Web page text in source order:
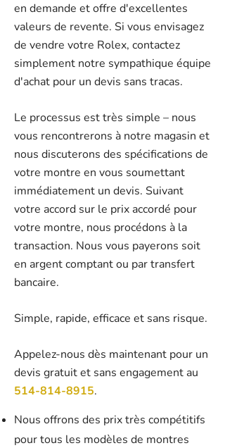
en demande et offre d'excellentes
valeurs de revente. Si vous envisagez
de vendre votre Rolex, contactez
simplement notre sympathique équipe
d'achat pour un devis sans tracas.
Le processus est très simple – nous
vous rencontrerons à notre magasin et
nous discuterons des spécifications de
votre montre en vous soumettant
immédiatement un devis. Suivant
votre accord sur le prix accordé pour
votre montre, nous procédons à la
transaction. Nous vous payerons soit
en argent comptant ou par transfert
bancaire.
Simple, rapide, efficace et sans risque.
Appelez-nous dès maintenant pour un
devis gratuit et sans engagement au
514-814-8915.
Nous offrons des prix très compétitifs
pour tous les modèles de montres